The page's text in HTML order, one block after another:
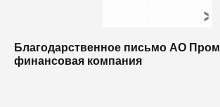
Благодарственное письмо АО
финансовая компания